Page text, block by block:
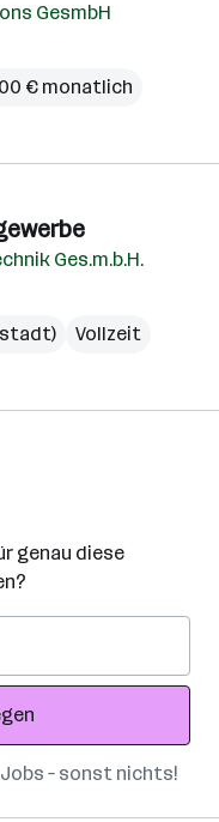
GesmbH
€ monatlich
Ges.m.b.H.
Vollzeit
genau diese
– sonst nichts!